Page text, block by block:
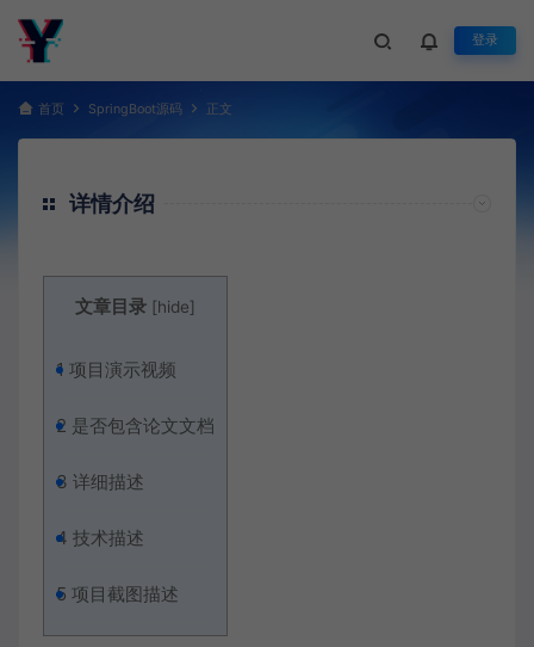
登录
首页 SpringBoot源码 正文
详情介绍
文章目录 [hide]
1 项目演示视频
2 是否包含论文文档
3 详细描述
4 技术描述
5 项目截图描述